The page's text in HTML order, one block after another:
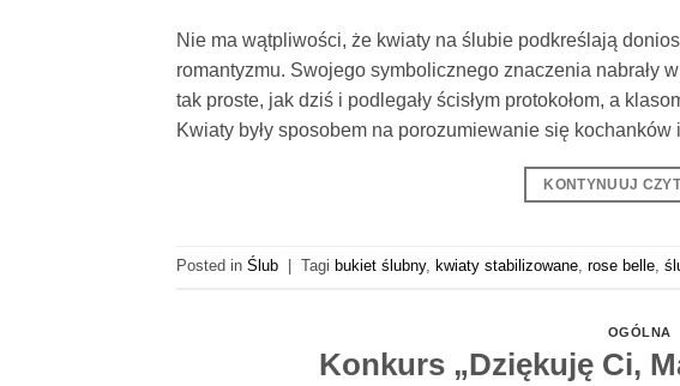
Nie ma wątpliwości, że kwiaty na ślubie podkreślają
romantyzmu. Swojego symbolicznego znaczenia nabrały
tak proste, jak dziś i podlegały ścisłym protokołom, a
Kwiaty były sposobem na porozumiewanie się
KONTYNUUJ
Posted in Ślub Tagi bukiet ślubny, kwiaty stabilizowane, rose belle,
OGÓLNA
Konkurs „Dziękuję Ci,